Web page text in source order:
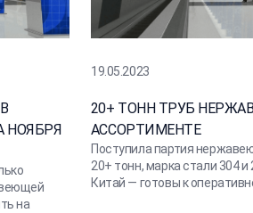
НОЯБРЯ
на
19.05.2023
20+ ТОНН ТРУБ
АССОРТИМЕНТЕ
Поступила партия
20+ тонн, марка стали 304 и
Китай — готовы к